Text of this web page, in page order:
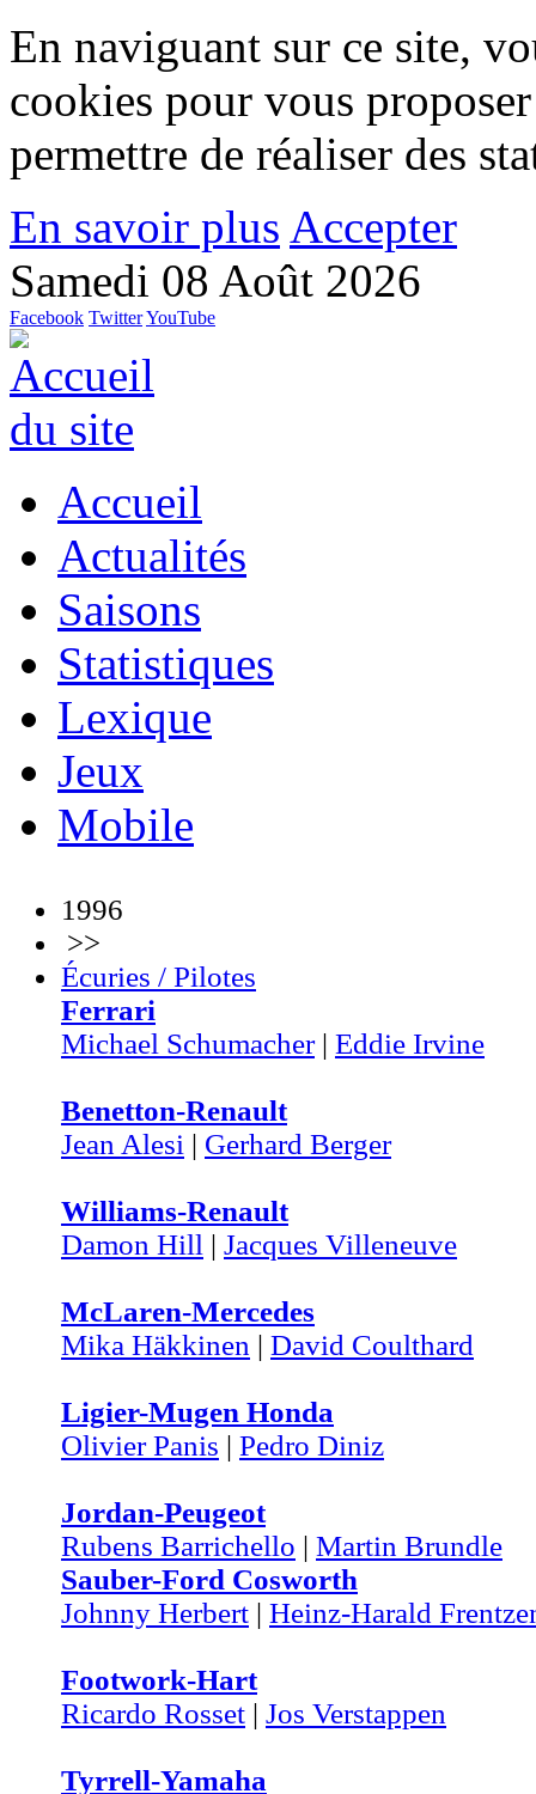
En naviguant sur ce site,
cookies pour vous
permettre de réaliser des
En savoir plus Accepter
Samedi 08 Août 2026
Facebook TwitterYouTube
Accueil
Actualités
Saisons
Statistiques
Lexique
Jeux
Mobile
1996
>>
Écuries / Pilotes
Ferrari
Michael Schumacher| Eddie Irvine
Benetton-Renault
Jean Alesi | Gerhard Berger
Williams-Renault
Damon Hill | Jacques Villeneuve
McLaren-Mercedes
Mika Häkkinen | David Coulthard
Ligier-Mugen Honda
Olivier Panis | Pedro Diniz
Jordan-Peugeot
Rubens Barrichello | Martin Brundle
Sauber-Ford Cosworth
Johnny Herbert | Heinz-Harald
Footwork-Hart
Ricardo Rosset | Jos Verstappen
Tyrrell-Yamaha